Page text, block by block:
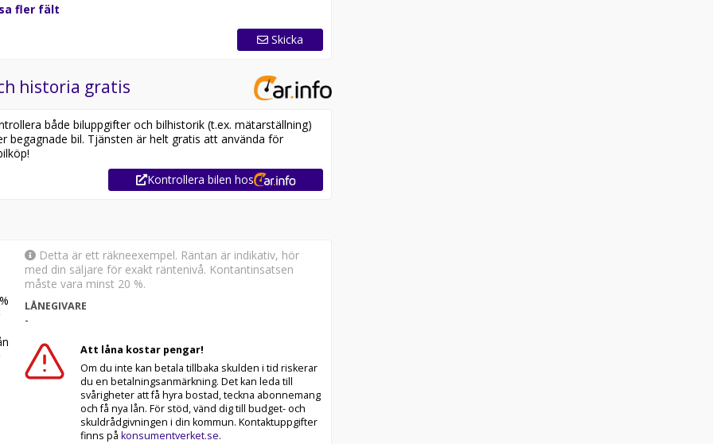
bilfirma! Alla våra bilar är
7 dagar i veckan.
rekommenderar vi våra kunder att ringa oss på 010-
ordnar en finansiering som passar just dina behov
med Folksam, vi tar gärna din gamla bil i inbyte.
fler fält
Skicka
historia gratis
både biluppgifter och bilhistorik (t.ex. mätarställning)
begagnade bil. Tjänsten är helt gratis att använda för
Kontrollera bilen hos
%
Detta är ett räkneexempel. Räntan är indikativ, hör
med din säljare för exakt räntenivå. Kontantinsatsen
måste vara minst 20 %.
LÅNEGIVARE
-
Att låna kostar pengar!
Om du inte kan betala tillbaka skulden i tid riskerar
du en betalningsanmärkning. Det kan leda till
svårigheter att få hyra bostad, teckna abonnemang
och få nya lån. För stöd, vänd dig till budget- och
skuldrådgivningen i din kommun. Kontaktuppgifter
finns på konsumentverket.se.